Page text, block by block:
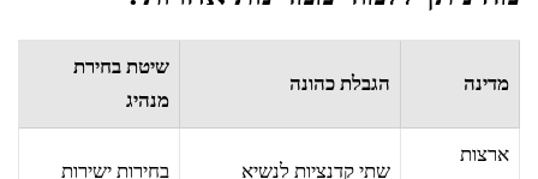
מדינה הגבלת כהונה
שיטת בחירת
מנהיג
ארצות
שתי קדנציות לנשיא בחירות ישירות